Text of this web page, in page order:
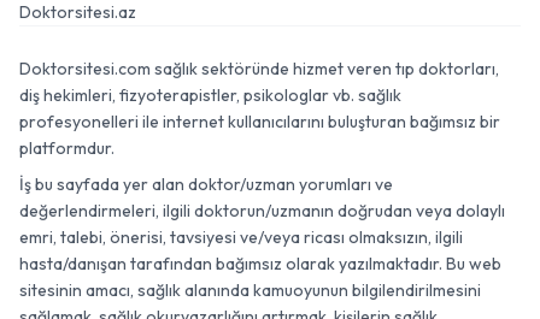
Doktorsitesi.az
Doktorsitesi.com sağlık sektöründe hizmet veren tıp doktorları,
diş hekimleri, fizyoterapistler, psikologlar vb. sağlık
profesyonelleri ile internet kullanıcılarını buluşturan bağımsız bir
platformdur.
İş bu sayfada yer alan doktor/uzman yorumları ve
değerlendirmeleri, ilgili doktorun/uzmanın doğrudan veya dolaylı
emri, talebi, önerisi, tavsiyesi ve/veya ricası olmaksızın, ilgili
hasta/danışan tarafından bağımsız olarak yazılmaktadır. Bu web
sitesinin amacı, sağlık alanında kamuoyunun bilgilendirilmesini